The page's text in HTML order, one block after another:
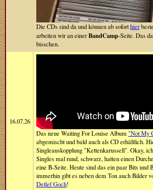
Die CDs sind da und können ab soforthier
arbeiten wir an einerBandCamp-Seite. Das
bisschen.
16.07.26
Das neue Waiting For Louise Album "Not My
abgemischt und bald auch als CD erhältlich.
Singleauskopplung "Kettenkarussell". Okay,
Singles mal rund, schwarz, hatten einen
eine B-Seite. Heute sind das ein paar Bits und
immerhin gibt es neben dem Ton auch Bilder
Detlef Goch!